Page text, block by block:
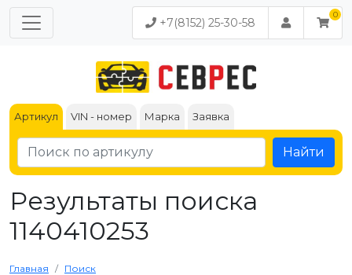
+7(8152) 25-30-58
Артикул VIN - номер Марка Заявка
Найти
Результаты поиска
1140410253
Главная Поиск